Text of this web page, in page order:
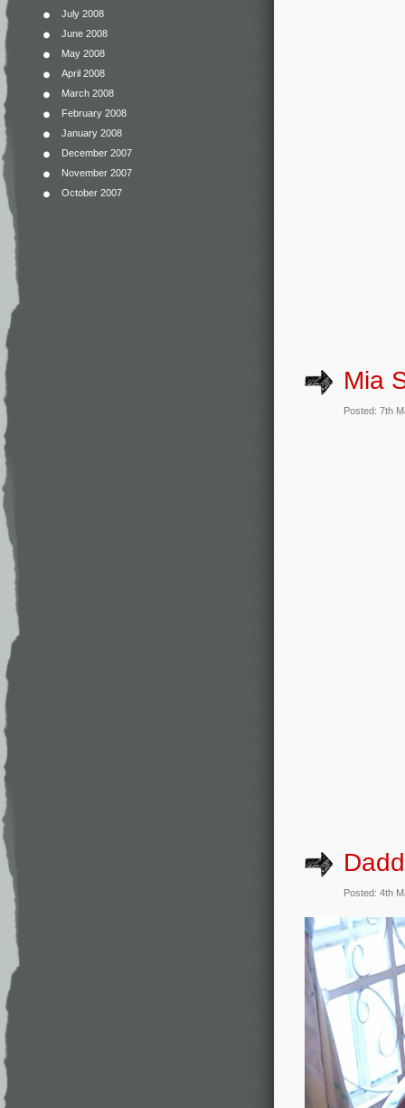
July 2008
June 2008
May 2008
April 2008
March 2008
February 2008
January 2008
December 2007
November 2007
October 2007
Mia
Posted: 7th
Posted: 4th